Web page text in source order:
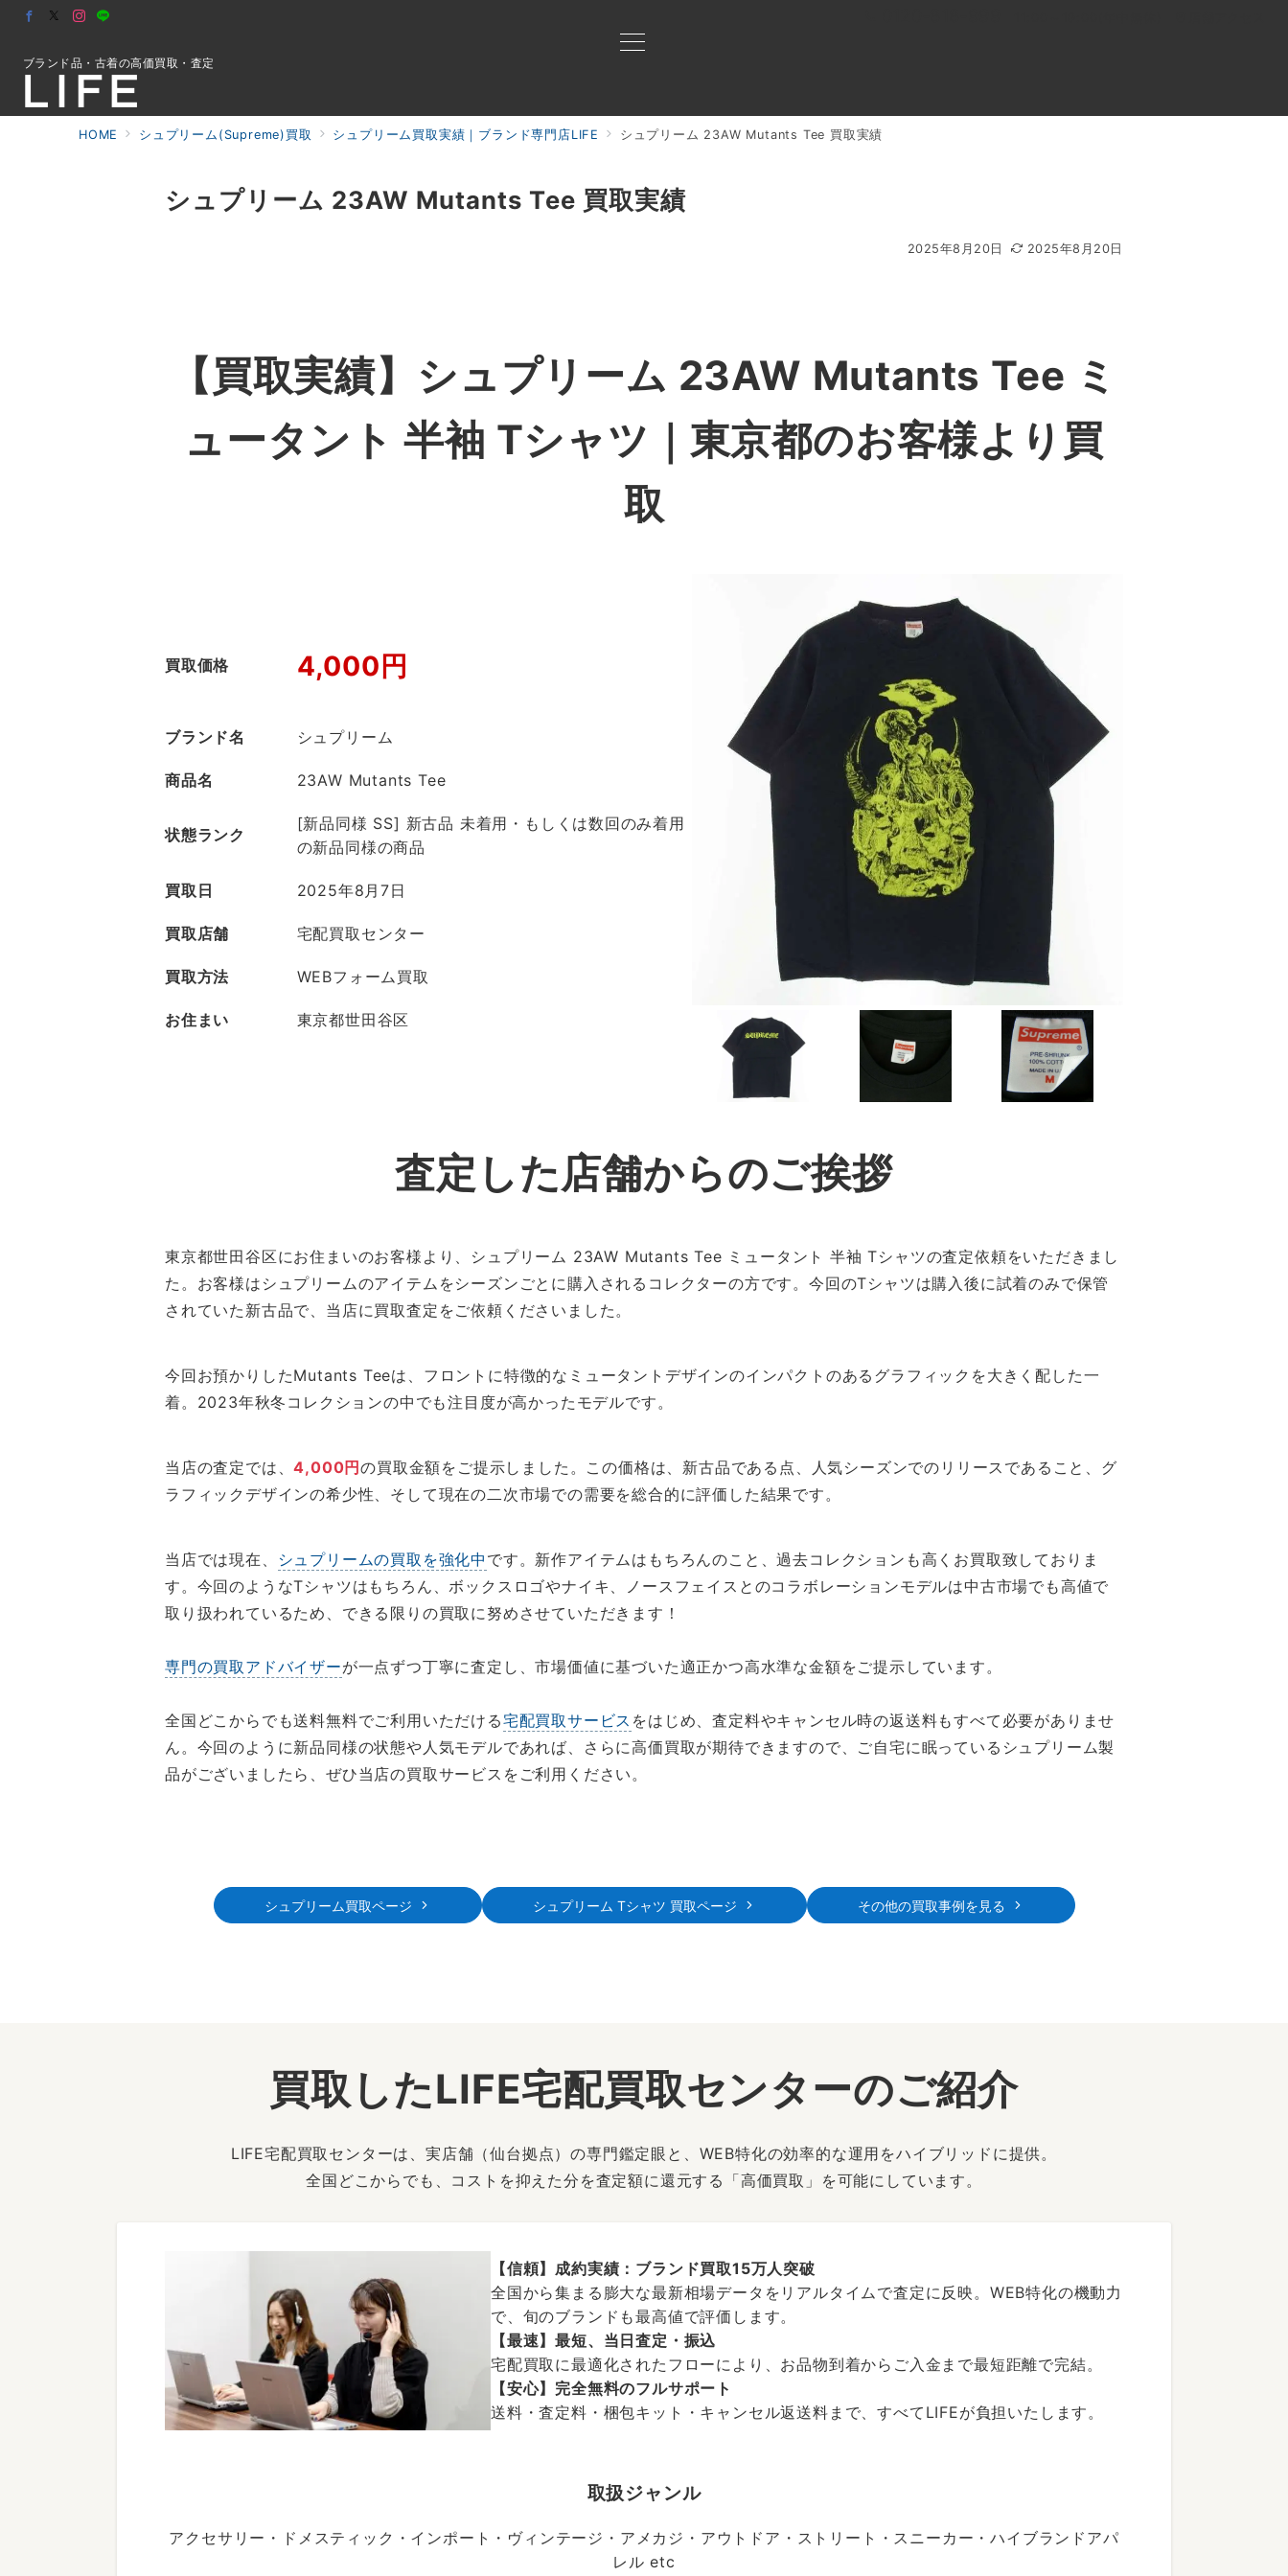
ブランド品・古着の高価買取・査定
HOME シュプリーム(Supreme)買取 シュプリーム買取実績｜ブランド専門店LIFE シュプリーム 23AW Mutants Tee 買取実績
シュプリーム 23AW Mutants Tee 買取実績
2025年8月20日 2025年8月20日
【買取実績】 シュプリーム 23AW Mutants Tee ミ
ュータント 半袖 Tシャツ ｜東京都のお客様より買
取
買取価格 4,000円
ブランド名 シュプリーム
商品名 23AW Mutants Tee
状態ランク
[新品同様 SS] 新古品 未着用・もしくは数回のみ着用
の新品同様の商品
買取日 2025年8月7日
買取店舗 宅配買取センター
買取方法 WEBフォーム買取
お住まい 東京都世田谷区
査定した店舗からのご挨拶
東京都世田谷区にお住まいのお客様より、シュプリーム 23AW Mutants Tee ミュータント 半袖 Tシャツの査定依頼をいただきまし
た。お客様はシュプリームのアイテムをシーズンごとに購入されるコレクターの方です。今回のTシャツは購入後に試着のみで保管
されていた新古品で、当店に買取査定をご依頼くださいました。
今回お預かりしたMutants Teeは、フロントに特徴的なミュータントデザインのインパクトのあるグラフィックを大きく配した一
着。2023年秋冬コレクションの中でも注目度が高かったモデルです。
当店の査定では、4,000円の買取金額をご提示しました。この価格は、新古品である点、人気シーズンでのリリースであること、グ
ラフィックデザインの希少性、そして現在の二次市場での需要を総合的に評価した結果です。
当店では現在、 シュプリームの買取を強化中 です。新作アイテムはもちろんのこと、過去コレクションも高くお買取致しておりま
す。今回のようなTシャツはもちろん、ボックスロゴやナイキ、ノースフェイスとのコラボレーションモデルは中古市場でも高値で
取り扱われているため、できる限りの買取に努めさせていただきます！
専門の買取アドバイザーが一点ずつ丁寧に査定し、市場価値に基づいた適正かつ高水準な金額をご提示しています。
全国どこからでも送料無料でご利用いただける宅配買取サービス をはじめ、査定料やキャンセル時の返送料もすべて必要がありませ
ん。今回のように新品同様の状態や人気モデルであれば、さらに高価買取が期待できますので、ご自宅に眠っているシュプリーム製
品がございましたら、ぜひ当店の買取サービスをご利用ください。
シュプリーム買取ページ シュプリーム Tシャツ 買取ページ その他の買取事例を見る
買取したLIFE宅配買取センターのご紹介
LIFE宅配買取センターは、実店舗（仙台拠点）の専門鑑定眼と、WEB特化の効率的な運用をハイブリッドに提供。
全国どこからでも、コストを抑えた分を査定額に還元する「高価買取」を可能にしています。
【信頼】成約実績：ブランド買取15万人突破
全国から集まる膨大な最新相場データをリアルタイムで査定に反映。WEB特化の機動力
で、旬のブランドも最高値で評価します。
【最速】最短、当日査定・振込
宅配買取に最適化されたフローにより、お品物到着からご入金まで最短距離で完結。
【安心】完全無料のフルサポート
送料・査定料・梱包キット・キャンセル返送料まで、すべてLIFEが負担いたします。
取扱ジャンル
アクセサリー・ドメスティック・インポート・ヴィンテージ・アメカジ・アウトドア・ストリート・スニーカー・ハイブランドアパ
レル etc